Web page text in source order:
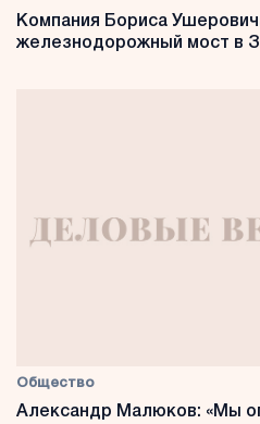
Компания Бориса
железнодорожный мост в
Общество
Александр Малюков: «Мы